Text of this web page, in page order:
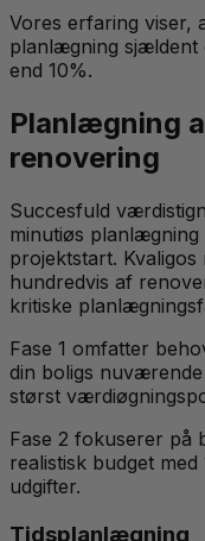
Vores erfaring viser,
planlægning sjældent
end 10%.
Planlægning
renovering
Succesfuld
minutiøs
projektstart.
hundredvis af
kritiske
Fase 1 omfatter
din boligs
størst
Fase 2 fokuserer på
realistisk budget
udgifter.
Tidsplanlægning